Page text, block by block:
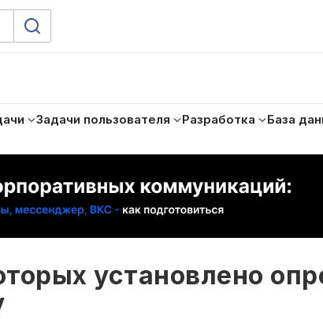
Задачи пользователя Разработка База
установлено